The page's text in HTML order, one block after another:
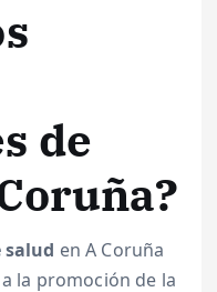
de
en A Coruña
la promoción de la